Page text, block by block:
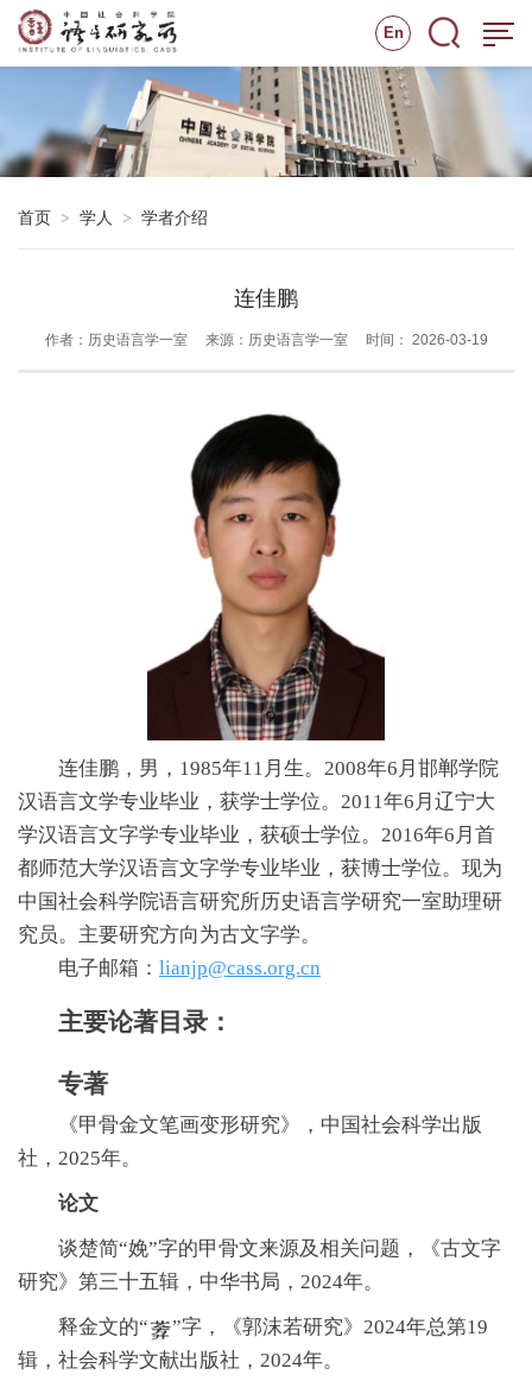
En
首页 > 学人 > 学者介绍
连佳鹏
作者：历史语言学一室 来源：历史语言学一室 时间： 2026-03-19
连佳鹏，男，1985年11月生。2008年6月邯郸学院
汉语言文学专业毕业，获学士学位。2011年6月辽宁大
学汉语言文字学专业毕业，获硕士学位。2016年6月首
都师范大学汉语言文字学专业毕业，获博士学位。现为
中国社会科学院语言研究所历史语言学研究一室助理研
究员。主要研究方向为古文字学。
电子邮箱： lianjp@cass.org.cn
主要论著目录：
专著
《甲骨金文笔画变形研究》，中国社会科学出版
社，2025年。
论文
谈楚简“娩”字的甲骨文来源及相关问题，《古文字
研究》第三十五辑，中华书局，2024年。
释金文的“
”字，《郭沫若研究》2024年总第19
辑，社会科学文献出版社，2024年。